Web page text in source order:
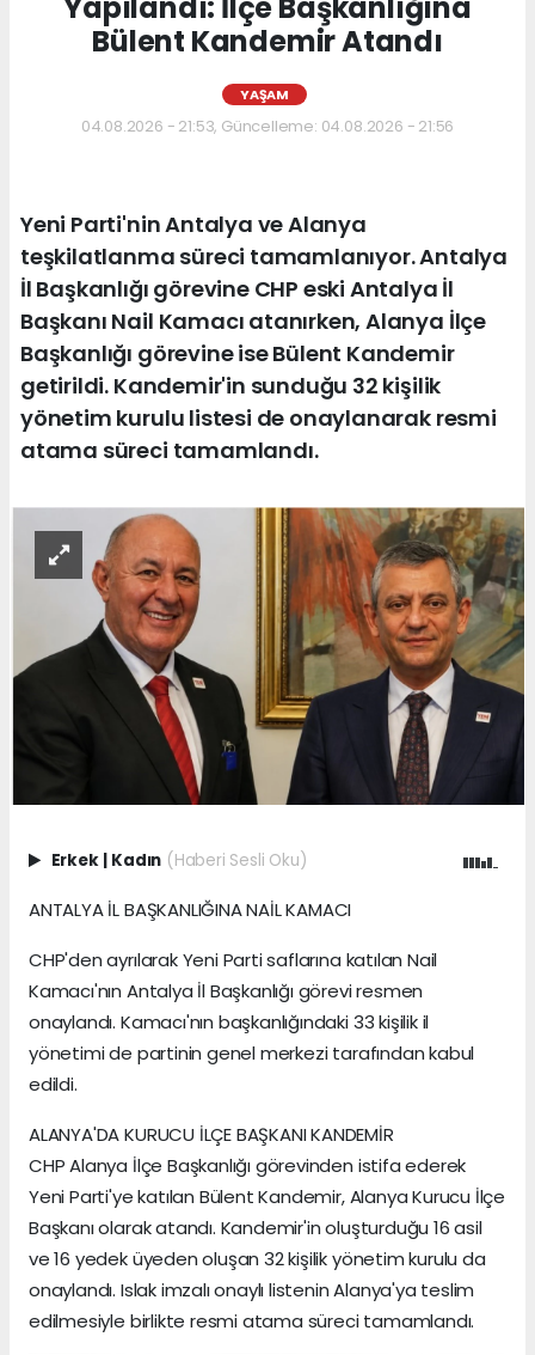
Yapılandı: İlçe Başkanlığına
Bülent Kandemir Atandı
YAŞAM
04.08.2026 - 21:53, Güncelleme: 04.08.2026 - 21:56
Yeni Parti'nin Antalya ve Alanya
teşkilatlanma süreci tamamlanıyor. Antalya
İl Başkanlığı görevine CHP eski Antalya İl
Başkanı Nail Kamacı atanırken, Alanya İlçe
Başkanlığı görevine ise Bülent Kandemir
getirildi. Kandemir'in sunduğu 32 kişilik
yönetim kurulu listesi de onaylanarak resmi
atama süreci tamamlandı.
Erkek | Kadın (Haberi Sesli Oku)
ANTALYA İL BAŞKANLIĞINA NAİL KAMACI
CHP'den ayrılarak Yeni Parti saflarına katılan Nail
Kamacı'nın Antalya İl Başkanlığı görevi resmen
onaylandı. Kamacı'nın başkanlığındaki 33 kişilik il
yönetimi de partinin genel merkezi tarafından kabul
edildi.
ALANYA'DA KURUCU İLÇE BAŞKANI KANDEMİR
CHP Alanya İlçe Başkanlığı görevinden istifa ederek
Yeni Parti'ye katılan Bülent Kandemir, Alanya Kurucu İlçe
Başkanı olarak atandı. Kandemir'in oluşturduğu 16 asil
ve 16 yedek üyeden oluşan 32 kişilik yönetim kurulu da
onaylandı. Islak imzalı onaylı listenin Alanya'ya teslim
edilmesiyle birlikte resmi atama süreci tamamlandı.